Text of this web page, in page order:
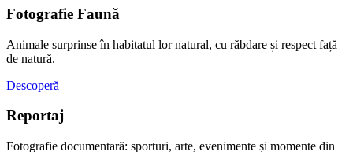
Fotografie Faună
Animale surprinse în habitatul lor natural, cu răbdare și respect față
de natură.
Descoperă
Reportaj
Fotografie documentară: sporturi, arte, evenimente și momente din